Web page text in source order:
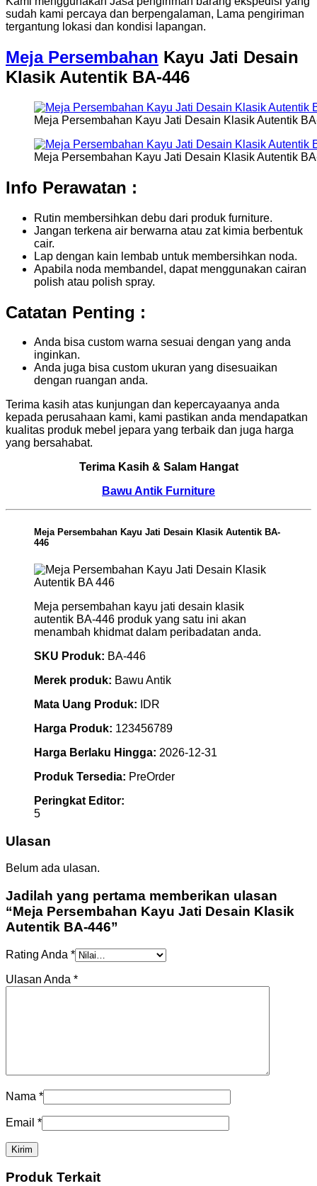
sudah kami percaya dan berpengalaman, Lama pengiriman
tergantung lokasi dan kondisi lapangan.
Meja Persembahan Kayu Jati Desain
Klasik Autentik BA-446
Meja Persembahan Kayu Jati Desain Klasik Autentik
Meja Persembahan Kayu Jati Desain Klasik Autentik
Info Perawatan :
Rutin membersihkan debu dari produk furniture.
Jangan terkena air berwarna atau zat kimia berbentuk
cair.
Lap dengan kain lembab untuk membersihkan noda.
Apabila noda membandel, dapat menggunakan cairan
polish atau polish spray.
Catatan Penting :
Anda bisa custom warna sesuai dengan yang anda
inginkan.
Anda juga bisa custom ukuran yang disesuaikan
dengan ruangan anda.
Terima kasih atas kunjungan dan kepercayaanya anda
kepada perusahaan kami, kami pastikan anda mendapatkan
kualitas produk mebel jepara yang terbaik dan juga harga
yang bersahabat.
Terima Kasih & Salam Hangat
Bawu Antik Furniture
Meja Persembahan Kayu Jati Desain Klasik Autentik BA-
446
Meja persembahan kayu jati desain klasik
autentik BA-446 produk yang satu ini akan
menambah khidmat dalam peribadatan anda.
SKU Produk: BA-446
Merek produk: Bawu Antik
Mata Uang Produk:
IDR
Harga Produk: 123456789
Harga Berlaku Hingga: 2026-12-31
Produk Tersedia: PreOrder
Peringkat Editor:
5
Ulasan
Belum ada ulasan.
Jadilah yang pertama memberikan ulasan
“Meja Persembahan Kayu Jati Desain Klasik
Autentik BA-446”
Rating Anda *
Ulasan Anda *
Nama *
Email *
Produk Terkait